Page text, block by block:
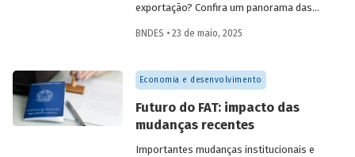
exportação? Confira um panorama das
entenda como esses sistemas
econômico, a inovação e a inserção
competitiva no mercado global.
BNDES • 23 de maio, 2025
Economia e desenvolvimento
Futuro do FAT: impacto das
mudanças recentes
Importantes mudanças institucionais e